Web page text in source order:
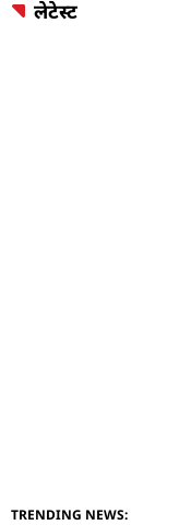
लेटेस्ट
TRENDING NEWS: